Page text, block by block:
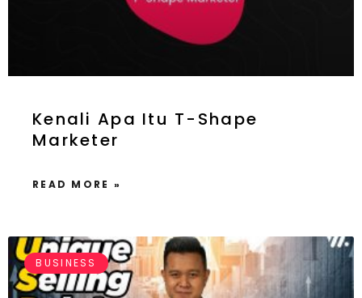
Kenali Apa Itu T-Shape
Marketer
READ MORE »
BUSINESS